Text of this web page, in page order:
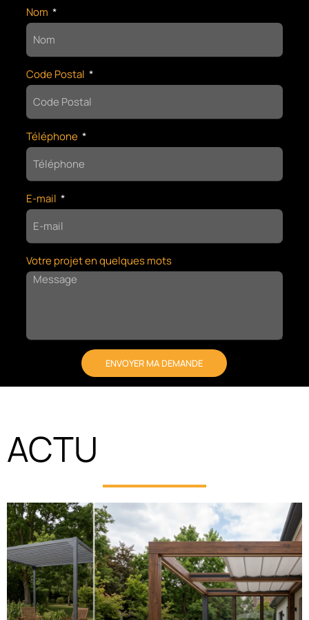
Nom
Code Postal
Téléphone
E-mail
Votre projet en quelques mots
ENVOYER MA DEMANDE
A
R
T
I
V
E
:
ACTU